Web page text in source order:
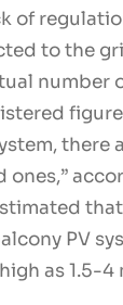
of
to the
number
there
ones,”
PV
as 1.5-4